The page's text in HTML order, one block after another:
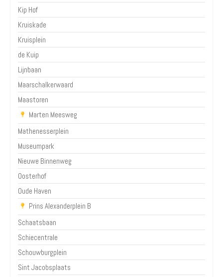
Kip Hof
Kruiskade
Kruisplein
de Kuip
Lijnbaan
Maarschalkerwaard
Maastoren
Marten Meesweg
Mathenesserplein
Museumpark
Nieuwe Binnenweg
Oosterhof
Oude Haven
Prins Alexanderplein B
Schaatsbaan
Schiecentrale
Schouwburgplein
Sint Jacobsplaats